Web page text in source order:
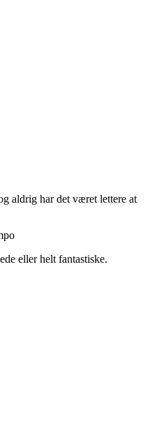
aldrig har det været lettere at
eller helt fantastiske.